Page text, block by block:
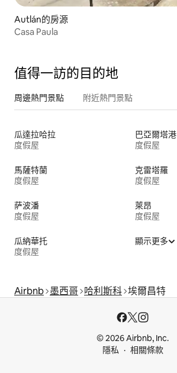
Autlán的房源
Casa Paula
值得一訪的目的地
周邊熱門景點 附近熱門景點
瓜達拉哈拉
度假屋
巴亞爾塔港
度假屋
馬薩特蘭
度假屋
克雷塔羅
度假屋
萨波潘
度假屋
萊昂
度假屋
瓜納華托
度假屋
顯示更多
Airbnb 墨西哥 哈利斯科 埃爾昌特
© 2026 Airbnb, Inc.
隱私
相關條款